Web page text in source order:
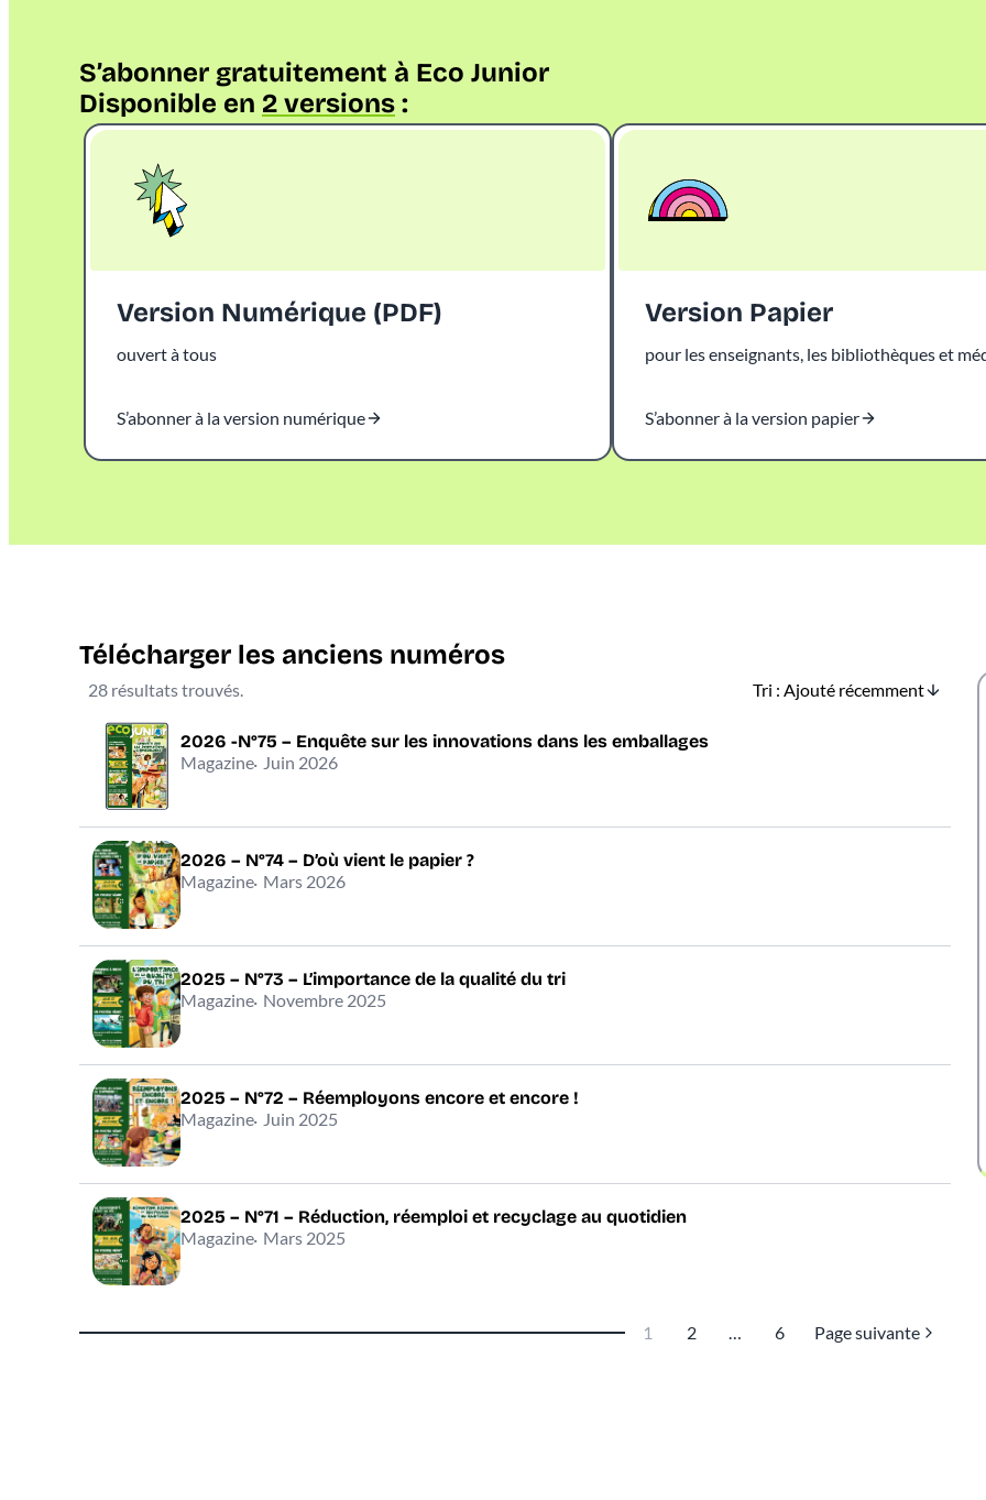
S’abonner gratuitement à Eco Junior
Disponible en 2 versions :
Version Numérique (PDF)
ouvert à tous
S’abonner à la version numérique
Version Papier
pour les enseignants, les bibliothèques et
S’abonner à la version papier
Télécharger les anciens numéros
28 résultats trouvés. Tri : Ajouté récemment
2026 -N°75 – Enquête sur les innovations dans les emballages
Magazine Juin 2026
2026 – N°74 – D’où vient le papier ?
Magazine Mars 2026
2025 – N°73 – L’importance de la qualité du tri
Magazine Novembre 2025
2025 – N°72 – Réemployons encore et encore !
Magazine Juin 2025
2025 – N°71 – Réduction, réemploi et recyclage au quotidien
Magazine Mars 2025
1 2 … 6 Page suivante